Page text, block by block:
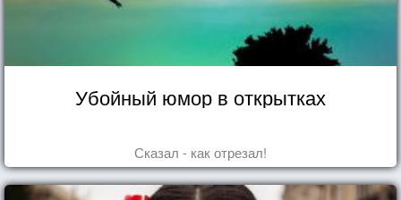
Убойный юмор в открытках
Сказал - как отрезал!